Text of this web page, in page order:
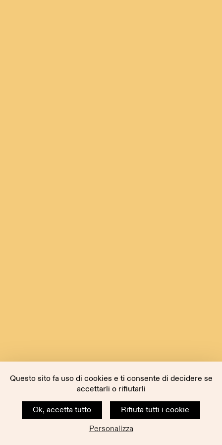
Questo sito fa uso di cookies e ti consente di decidere se
accettarli o rifiutarli
Ok, accetta tutto
Rifiuta tutti i cookie
Personalizza